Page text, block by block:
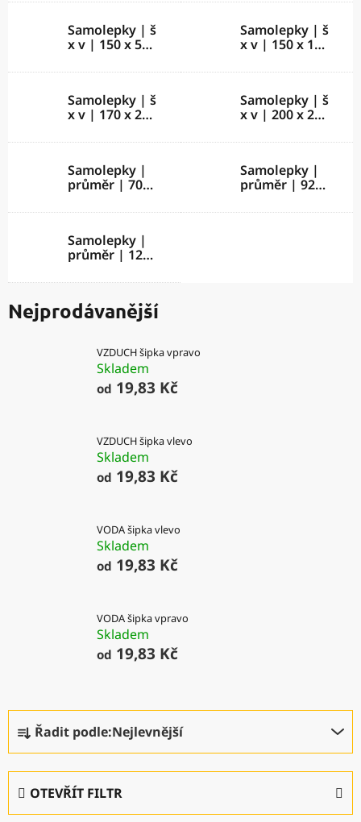
Samolepky | š
x v | 150 x 55
Samolepky | š
x v | 150 x 150
Samolepky | š
x v | 170 x 250
Samolepky | š
x v | 200 x 200
Samolepky |
průměr | 70
Samolepky |
průměr | 92
Samolepky |
průměr | 120
Nejprodávanější
VZDUCH šipka vpravo
Skladem
od 19,83 Kč
VZDUCH šipka vlevo
Skladem
od 19,83 Kč
VODA šipka vlevo
Skladem
od 19,83 Kč
VODA šipka vpravo
Skladem
od 19,83 Kč
Ř
z
Řadit podle:Nejlevnější
OTEVŘÍT FILTR